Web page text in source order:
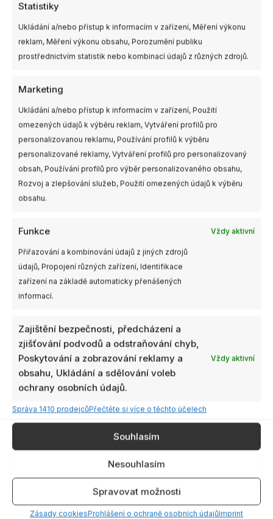
Statistiky
Ukládání a/nebo přístup k informacím v zařízení, Měření výkonu
reklam, Měření výkonu obsahu, Porozumění publiku
prostřednictvím statistik nebo kombinací údajů z různých zdrojů.
Marketing
Ukládání a/nebo přístup k informacím v zařízení, Použití
omezených údajů k výběru reklam, Vytváření profilů pro
personalizovanou reklamu, Používání profilů k výběru
personalizované reklamy, Vytváření profilů pro personalizovaný
obsah, Používání profilů pro výběr personalizovaného obsahu,
Rozvoj a zlepšování služeb, Použití omezených údajů k výběru
obsahu.
Funkce Vždy aktivní
Přiřazování a kombinování údajů z jiných zdrojů
údajů, Propojení různých zařízení, Identifikace
zařízení na základě automaticky přenášených
informací.
Zajištění bezpečnosti, předcházení a
zjišťování podvodů a odstraňování chyb,
Poskytování a zobrazování reklamy a
obsahu, Ukládání a sdělování voleb
ochrany osobních údajů.
Vždy aktivní
Správa 1410 prodejcůPřečtěte si více o těchto účelech
Souhlasím
Nesouhlasím
Spravovat možnosti
Zásady cookiesProhlášení o ochraně osobních údajůImprint
Související produkty
Dostupnost:
GEPRC Super Buzzer
(pípák s vlastní baterií)
249,00Kč s DPH 490,00
Programable 2812 Arm
(4 ks)
Skladem
více než 4ks
10A DC